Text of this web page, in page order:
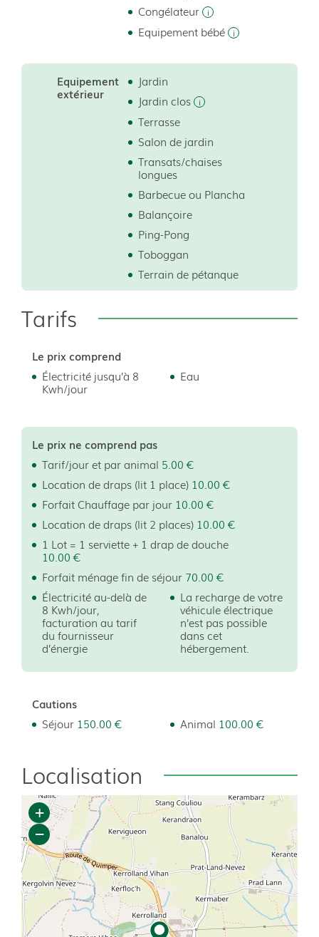
Congélateur
Equipement bébé
Equipement
extérieur
Jardin
Jardin clos
Terrasse
Salon de jardin
Transats/chaises
longues
Barbecue ou Plancha
Balançoire
Ping-Pong
Toboggan
Terrain de pétanque
Tarifs
Le prix comprend
Électricité jusqu’à 8
Kwh/jour
Eau
Le prix ne comprend pas
Tarif/jour et par animal 5.00 €
Location de draps (lit 1 place) 10.00 €
Forfait Chauffage par jour 10.00 €
Location de draps (lit 2 places) 10.00 €
1 Lot = 1 serviette + 1 drap de douche
10.00 €
Forfait ménage fin de séjour 70.00 €
Électricité au-delà de
8 Kwh/jour,
facturation au tarif
du fournisseur
d’énergie
La recharge de votre
véhicule électrique
n’est pas possible
dans cet
hébergement.
Cautions
Séjour 150.00 € Animal 100.00 €
Localisation
+
−